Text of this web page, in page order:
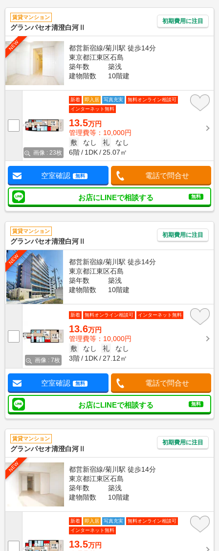
賃貸マンション
グランパセオ清澄白河Ⅱ
初期費用に注目
NEW
都営新宿線/菊川駅 徒歩14分
東京都江東区石島
築年数
築浅
建物階数
10階建
画像 : 23枚
新着 即入居 写真充実
無料オンライン相談可
インターネット無料
13.5万円
管理費等：10,000円
敷
なし 礼
なし
6階
1DK 25.07㎡
空室確認 無料 電話で問合せ
お店にLINEで相談する 無料
賃貸マンション
グランパセオ清澄白河Ⅱ
初期費用に注目
NEW
都営新宿線/菊川駅 徒歩14分
東京都江東区石島
築年数
築浅
建物階数
10階建
画像 : 7枚
新着 無料オンライン相談可 インターネット無料
13.6万円
管理費等：10,000円
敷
なし 礼
なし
3階
1DK 27.12㎡
空室確認 無料 電話で問合せ
お店にLINEで相談する 無料
賃貸マンション
グランパセオ清澄白河Ⅱ
初期費用に注目
NEW
都営新宿線/菊川駅 徒歩14分
東京都江東区石島
築年数
築浅
建物階数
10階建
新着 即入居 写真充実
無料オンライン相談可
インターネット無料
13.5万円